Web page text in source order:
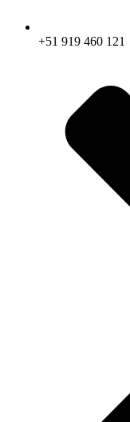
+51 919 460 121